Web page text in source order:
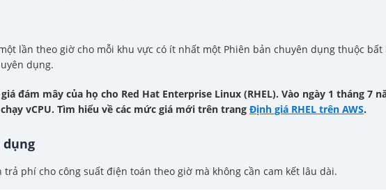
lần theo giờ cho mỗi khu vực có ít nhất một Phiên bản chuyên dụng thuộc
dụng.
đám mây của họ cho Red Hat Enterprise Linux (RHEL). Vào ngày 1 tháng 7
vCPU. Tìm hiểu về các mức giá mới trên trang Định giá RHEL trên AWS.
phí cho công suất điện toán theo giờ mà không cần cam kết lâu dài.